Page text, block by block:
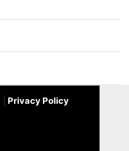
Privacy Policy